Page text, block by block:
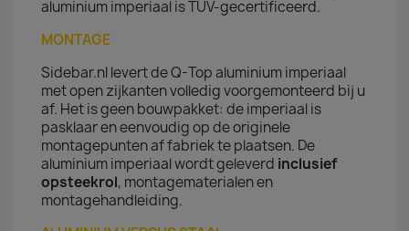
aluminium imperiaal is TÜV-gecertificeerd.
MONTAGE
Sidebar.nl levert de Q-Top aluminium imperiaal
met open zijkanten volledig voorgemonteerd bij u
af. Het is geen bouwpakket: de imperiaal is
pasklaar en eenvoudig op de originele
montagepunten af fabriek te plaatsen. De
aluminium imperiaal wordt geleverd inclusief
opsteekrol, montagematerialen en
montagehandleiding.